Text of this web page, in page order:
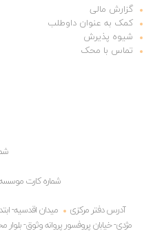
گزارش مالی
کمک به عنوان داوطلب
شیوه پذیرش
تماس با محک
شماره کارت
آدرس دفتر مرکزی
میدان اقدسیه-
مژدی- خیابان پروفسور پروانه وثوق-